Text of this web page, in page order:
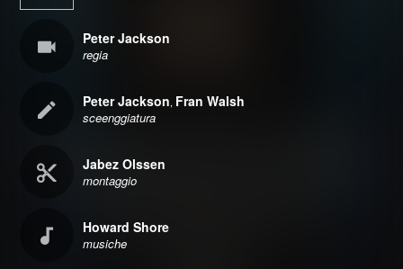
Peter Jackson
regia
Peter Jackson, Fran Walsh
sceenggiatura
Jabez Olssen
montaggio
Howard Shore
musiche